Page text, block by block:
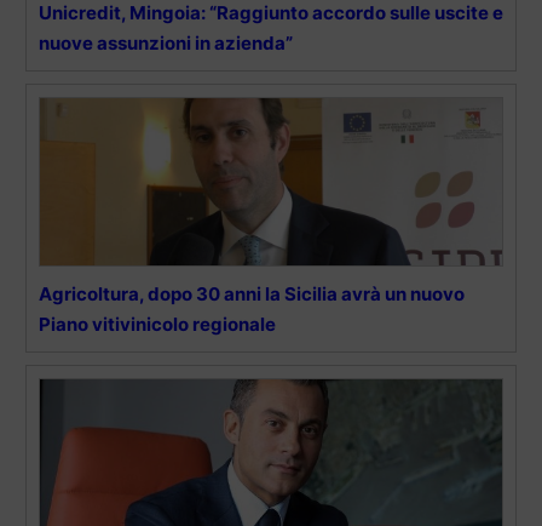
Unicredit, Mingoia: “Raggiunto accordo sulle uscite e
nuove assunzioni in azienda”
Agricoltura, dopo 30 anni la Sicilia avrà un nuovo
Piano vitivinicolo regionale